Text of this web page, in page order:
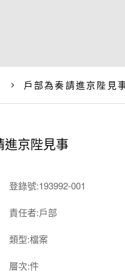
戶部為奏請進京陛見
進京陛見事
登錄號:193992-001
責任者:戶部
類型:檔案
層次:件